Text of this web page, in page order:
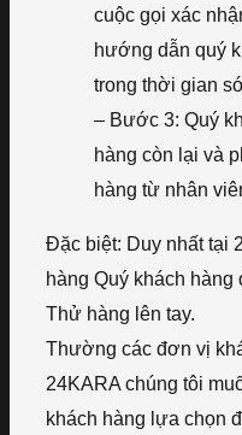
cuộc gọi xác
hướng dẫn quý
trong thời gian
– Bước 3: Quý
hàng còn lại và
hàng từ nhân
Đặc biệt: Duy nhất tại
hàng Quý khách
Thử hàng lên tay.
Thường các đơn vị
24KARA chúng tôi
khách hàng lựa chọn